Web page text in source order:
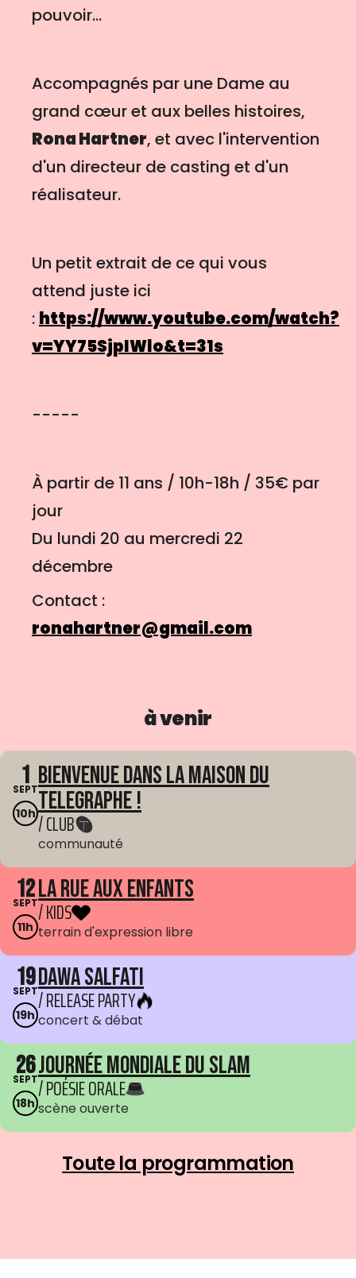
pouvoir...
Accompagnés par une Dame au
grand cœur et aux belles histoires,
Rona Hartner, et avec l'intervention
d'un directeur de casting et d'un
réalisateur.
Un petit extrait de ce qui vous
attend juste ici
: https://www.youtube.com/watch?
v=YY75SjpIWlo&t=31s
-----
À partir de 11 ans / 10h-18h / 35€ par
jour
Du lundi 20 au mercredi 22
décembre
Contact :
ronahartner@gmail.com
à venir
1
SEPT
10h
Bienvenue dans La Maison du
Telegraphe !
/ CLUB
communauté
12
SEPT
11h
La Rue aux enfants
/ KIDS
terrain d'expression libre
19
SEPT
19h
Dawa Salfati
/ RELEASE PARTY
concert & débat
26
SEPT
18h
Journée mondiale du Slam
/ POÉSIE ORALE
scène ouverte
Toute la programmation